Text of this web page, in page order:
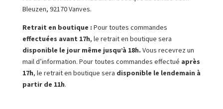
Bleuzen, 92170 Vanves.
Retrait en boutique : Pour toutes commandes
effectuées avant 17h, le retrait en boutique sera
disponible le jour même jusqu’à 18h. Vous recevrez un
mail d’information. Pour toutes commandes effectué après
17h, le retrait en boutique sera disponible le lendemain à
partir de 11h.